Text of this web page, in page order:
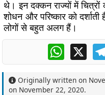
थे। इन दक्कन राज्यों में
शोधन और परिष्कार को
लोगों से बहुत अलग हैं।
WhatsApp
X
Originally written on
on November 22, 2020.